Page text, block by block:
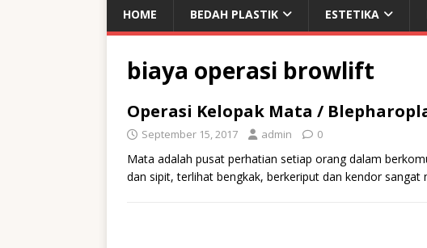
HOME BEDAH PLASTIK ESTETIKA
biaya operasi browlift
Operasi Kelopak Mata /
September 15, 2017 admin 0
Mata adalah pusat perhatian setiap orang dalam
dan sipit, terlihat bengkak, berkeriput dan kendor sangat